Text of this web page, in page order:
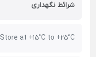
شرائط نگهداری
Store at +15°C to +25°C